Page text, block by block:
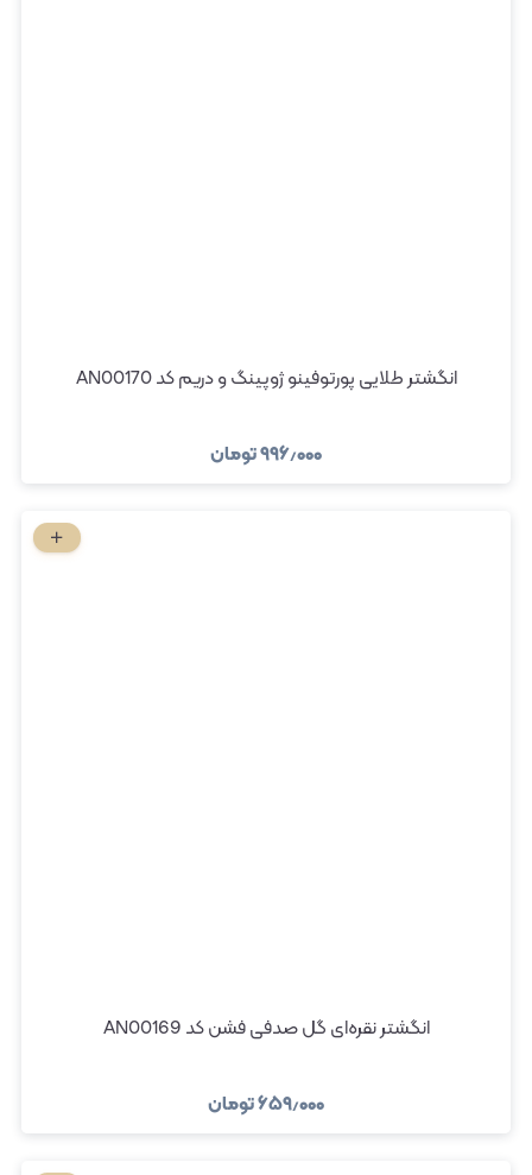
انگشتر طلایی پورتوفینو ژوپینگ و دریم کد AN00170
۹۹۶٫۰۰۰تومان
انگشتر نقره‌ای گل صدفی فشن کد AN00169
۶۵۹٫۰۰۰تومان